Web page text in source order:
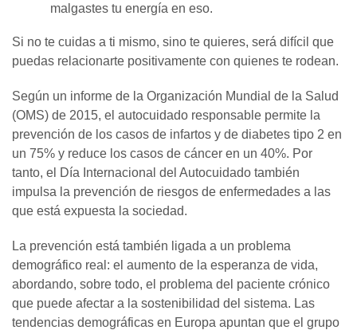
malgastes tu energía en eso.
Si no te cuidas a ti mismo, sino te quieres, será difícil que
puedas relacionarte positivamente con quienes te rodean.
Según un informe de la Organización Mundial de la Salud
(OMS) de 2015, el autocuidado responsable permite la
prevención de los casos de infartos y de diabetes tipo 2 en
un 75% y reduce los casos de cáncer en un 40%. Por
tanto, el Día Internacional del Autocuidado también
impulsa la prevención de riesgos de enfermedades a las
que está expuesta la sociedad.
La prevención está también ligada a un problema
demográfico real: el aumento de la esperanza de vida,
abordando, sobre todo, el problema del paciente crónico
que puede afectar a la sostenibilidad del sistema. Las
tendencias demográficas en Europa apuntan que el grupo